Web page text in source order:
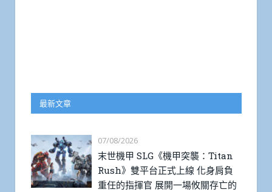
最新文章
07/08/2026
末世機甲 SLG《機甲突襲：Titan
Rush》雙平台正式上線 化身肩負
重任的指揮官 展開一場攸關存亡的